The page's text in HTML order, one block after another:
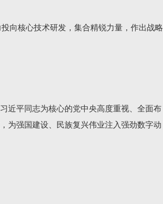
向核心技术研发，集合精锐力量，作出战略
近平同志为核心的党中央高度重视、全面布
为强国建设、民族复兴伟业注入强劲数字动